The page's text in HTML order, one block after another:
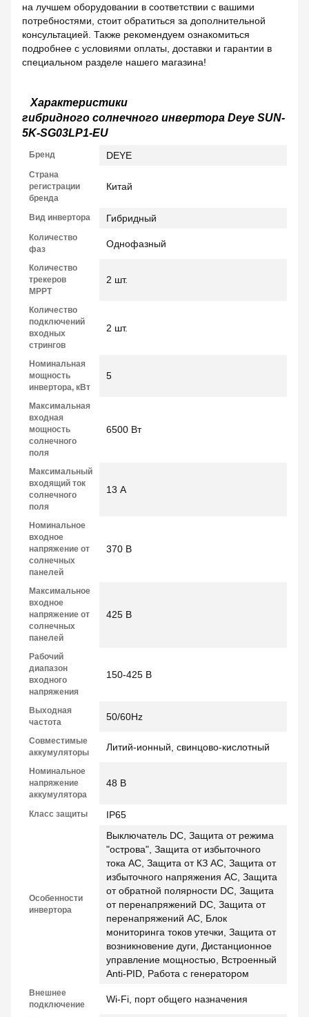
на лучшем оборудовании в соответствии с вашими
потребностями, стоит обратиться за дополнительной
консультацией. Также рекомендуем ознакомиться
подробнее с условиями оплаты, доставки и гарантии в
специальном разделе нашего магазина!
Характеристики
гибридного солнечного инвертора Deye SUN-
5K-SG03LP1-EU
Бренд DEYE
Страна
регистрации
бренда
Китай
Вид инвертора Гибридный
Количество
фаз
Однофазный
Количество
трекеров
МРРТ
2 шт.
Количество
подключений
входных
стрингов
2 шт.
Номинальная
мощность
инвертора, кВт
5
Максимальная
входная
мощность
солнечного
поля
6500 Вт
Максимальный
входящий ток
солнечного
поля
13 А
Номинальное
входное
напряжение от
солнечных
панелей
370 В
Максимальное
входное
напряжение от
солнечных
панелей
425 В
Рабочий
диапазон
входного
напряжения
150-425 В
Выходная
частота
50/60Hz
Совместимые
аккумуляторы
Литий-ионный, свинцово-кислотный
Номинальное
напряжение
аккумулятора
48 В
Класс защиты ІР65
Особенности
инвертора
Выключатель DC, Защита от режима
"острова", Защита от избыточного
тока AC, Защита от КЗ AC, Защита от
избыточного напряжения AC, Защита
от обратной полярности DC, Защита
от перенапряжений DC, Защита от
перенапряжений AC, Блок
мониторинга токов утечки, Защита от
возникновение дуги, Дистанционное
управление мощностью, Встроенный
Anti-PID, Работа с генератором
Внешнее
подключение
Wi-Fi, порт общего назначения